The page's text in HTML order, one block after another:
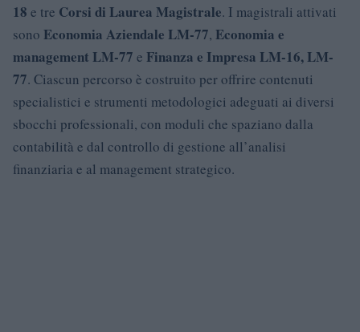
18 e tre Corsi di Laurea Magistrale. I magistrali attivati
sono Economia Aziendale LM-77, Economia e
management LM-77 e Finanza e Impresa LM-16, LM-
77. Ciascun percorso è costruito per offrire contenuti
specialistici e strumenti metodologici adeguati ai diversi
sbocchi professionali, con moduli che spaziano dalla
contabilità e dal controllo di gestione all’analisi
finanziaria e al management strategico.